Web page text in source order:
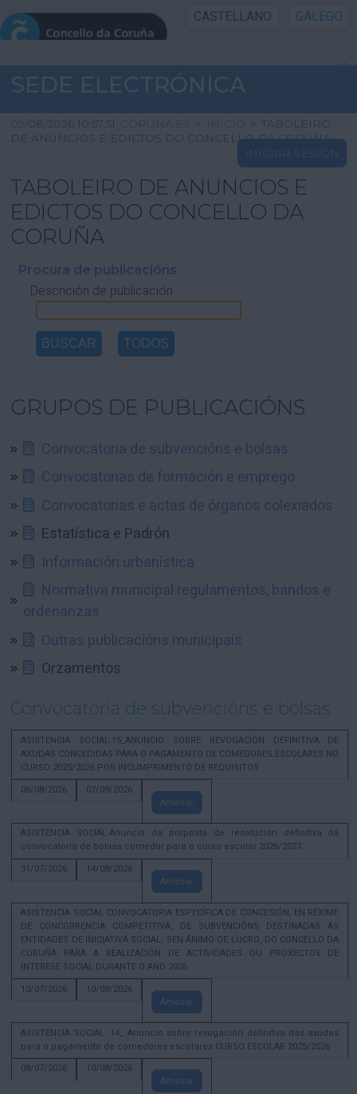
CASTELLANO GALEGO
INICIO SEDE
INICIO
INFORMACIÓN PÚBLICA
CARTAFOL CIDADÁN
AXUDA
SEDE ELECTRÓNICA
09/08/2026 10:57:51 CORUNA.ES > INICIO > TABOLEIRO
DE ANUNCIOS E EDICTOS DO CONCELLO DA CORUÑA
INICIAR SESIÓN
TABOLEIRO DE ANUNCIOS E
EDICTOS DO CONCELLO DA
CORUÑA
Procura de publicacións
Descrición de publicación
GRUPOS DE PUBLICACIÓNS
Convocatoria de subvencións e bolsas
Convocatorias de formación e emprego
Convocatorias e actas de órganos colexiados
Estatística e Padrón
Información urbanística
Normativa municipal:regulamentos, bandos e
ordenanzas
Outras publicacións municipais
Orzamentos
Convocatoria de subvencións e bolsas
ASISTENCIA SOCIAL.15_ANUNCIO SOBRE REVOGACIÓN DEFINITIVA DE
AXUDAS CONCEDIDAS PARA O PAGAMENTO DE COMEDORES ESCOLARES NO
CURSO 2025/2026 POR INCUMPRIMENTO DE REQUISITOS
06/08/2026
07/09/2026
Amosar
ASISTENCIA SOCIAL.Anuncio da proposta de resolución definitiva dá
convocatoria de bolsas comedor para o curso escolar 2026/2027.
31/07/2026
14/08/2026
Amosar
ASISTENCIA SOCIAL CONVOCATORIA ESPECÍFICA DE CONCESIÓN, EN RÉXIME
DE CONCORRENCIA COMPETITIVA, DE SUBVENCIÓNS DESTINADAS ÁS
ENTIDADES DE INICIATIVA SOCIAL, SEN ÁNIMO DE LUCRO, DO CONCELLO DA
CORUÑA PARA A REALIZACIÓN DE ACTIVIDADES OU PROXECTOS DE
INTERESE SOCIAL DURANTE O ANO 2026
10/07/2026
10/08/2026
Amosar
ASISTENCIA SOCIAL. 14_ Anuncio sobre revogación definitiva das axudas
para o pagamento de comedores escolares CURSO ESCOLAR 2025/2026
08/07/2026
10/08/2026
Amosar